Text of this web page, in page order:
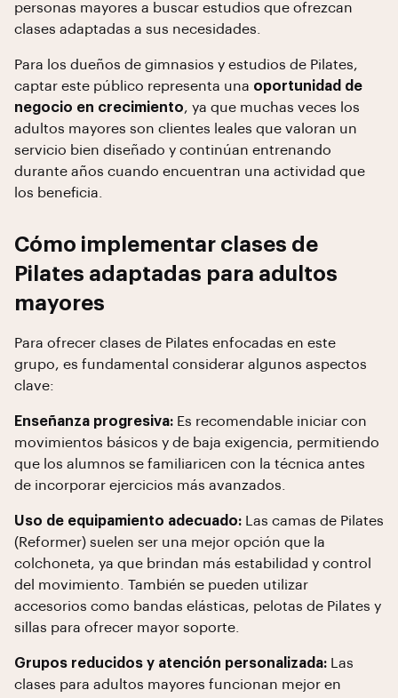
personas mayores a buscar estudios que ofrezcan
clases adaptadas a sus necesidades.
Para los dueños de gimnasios y estudios de Pilates,
captar este público representa una oportunidad de
negocio en crecimiento, ya que muchas veces los
adultos mayores son clientes leales que valoran un
servicio bien diseñado y continúan entrenando
durante años cuando encuentran una actividad que
los beneficia.
Cómo implementar clases de
Pilates adaptadas para adultos
mayores
Para ofrecer clases de Pilates enfocadas en este
grupo, es fundamental considerar algunos aspectos
clave:
Enseñanza progresiva: Es recomendable iniciar con
movimientos básicos y de baja exigencia, permitiendo
que los alumnos se familiaricen con la técnica antes
de incorporar ejercicios más avanzados.
Uso de equipamiento adecuado: Las camas de Pilates
(Reformer) suelen ser una mejor opción que la
colchoneta, ya que brindan más estabilidad y control
del movimiento. También se pueden utilizar
accesorios como bandas elásticas, pelotas de Pilates y
sillas para ofrecer mayor soporte.
Grupos reducidos y atención personalizada: Las
clases para adultos mayores funcionan mejor en